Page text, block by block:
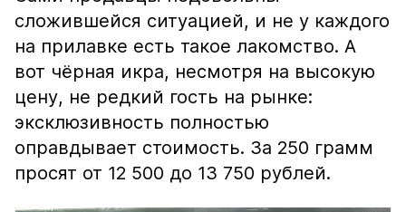
сложившейся ситуацией, и не у каждого
на прилавке есть такое лакомство. А
вот чёрная икра, несмотря на высокую
цену, не редкий гость на рынке:
эксклюзивность полностью
оправдывает стоимость. За 250 грамм
просят от 12 500 до 13 750 рублей.